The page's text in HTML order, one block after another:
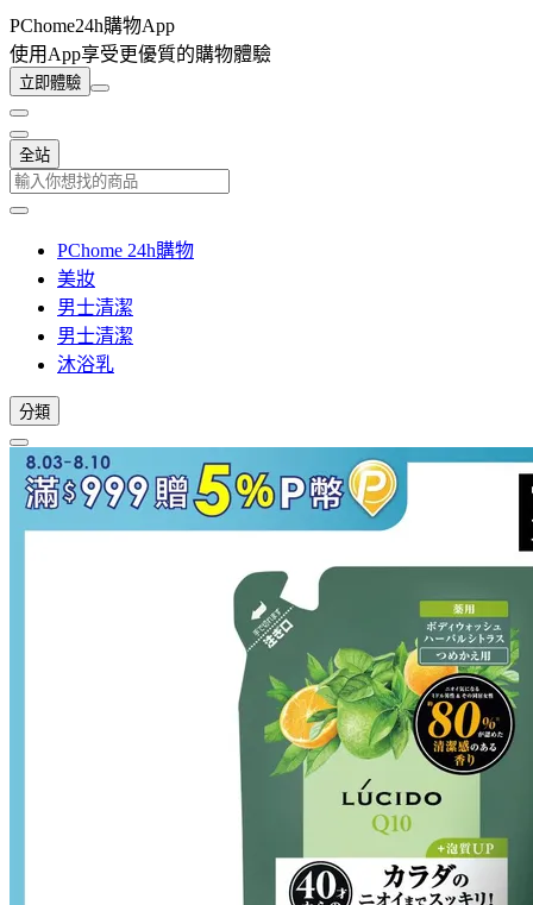
PChome24h購物App
使用App享受更優質的購物體驗
立即體驗
全站
PChome 24h購物
美妝
男士清潔
男士清潔
沐浴乳
分類